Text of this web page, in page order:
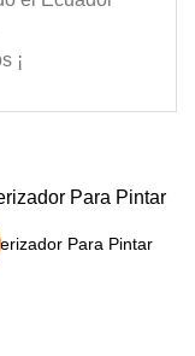
¡
Para Pintar